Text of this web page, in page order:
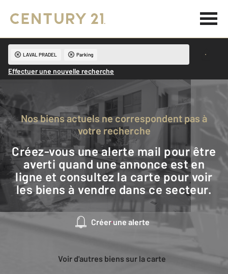
LAVAL PRADEL Parking
Effectuer une nouvelle recherche
Nos biens actuels ne correspondent pas à
votre recherche
Créez-vous une alerte mail pour être
averti quand une annonce est en
ligne et consultez la carte pour voir
les biens à vendre dans ce secteur.
Créer une alerte
Voir d'autres biens sur la carte